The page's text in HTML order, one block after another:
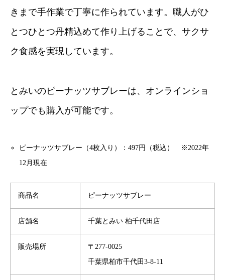
きまで手作業で丁寧に作られています。職人がひ
とつひとつ丹精込めて作り上げることで、サクサ
ク食感を実現しています。
とみいのピーナッツサブレーは、オンラインショ
ップでも購入が可能です。
ピーナッツサブレー（4枚入り）：497円（税込） ※2022年
12月現在
商品名 ピーナッツサブレー
店舗名 千葉とみい 柏千代田店
販売場所
〒277-0025
千葉県柏市千代田3-8-11